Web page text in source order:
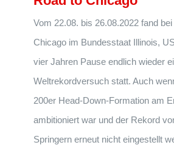
Vom 22.08. bis 26.08.2022 fand
Chicago im Bundesstaat Illinois,
vier Jahren Pause endlich wieder
Weltrekordversuch statt. Auch
200er Head-Down-Formation am
ambitioniert war und der Rekord
Springern erneut nicht eingestellt